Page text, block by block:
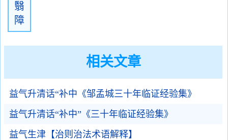
翳
障
相关文章
益气升清话“补中《邹孟城三十年临证经验集》
益气升清话“补中”《三十年临证经验集》
益气生津【治则治法术语解释】